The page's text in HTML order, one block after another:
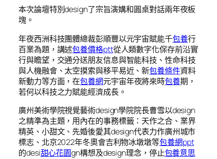
本次論壇特別design了宗旨演媾和圓桌對話兩年夜板
塊。
年夜西洲科技團體總裁彭順豐以元宇宙賦能千包養行
百業為題，講述包養價格ptt從人類數字化保存前沿實
行與瞻望，交通分送朋友信息與智能科技、性命科技
與人機融會、太空摸索與移平易近、新包養條件資料
新動力等方面，在包養網元宇宙年夜將來時包養期，
若何以科技之力賦能經濟成長。
廣州美術學院視覺藝術design學院院長曹雪以design
之精準為主題，用內在的事務標籤：天作之合、業界
精英、小甜文、先婚後愛其design代表力作廣州城市
標志、北京2022年冬奧會吉利物冰墩墩等包養網ppt
的desi甜心花園gn構想及design理念，停止包養意思